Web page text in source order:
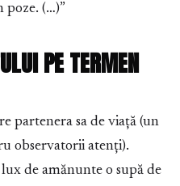
poze. (…)”
PE TERMEN
partenera sa de viață (un
observatorii atenți).
de amănunte o supă de